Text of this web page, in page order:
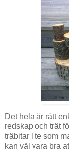
Det hela är rätt
redskap och trät
träbitar lite som
kan väl vara bra